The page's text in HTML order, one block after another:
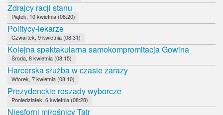
Zdrajcy racji stanu
Piątek, 10 kwietnia (08:20)
Politycy-lekarze
Czwartek, 9 kwietnia (08:31)
Kolejna spektakularna samokompromitacja Gowina
Środa, 8 kwietnia (08:15)
Harcerska służba w czasie zarazy
Wtorek, 7 kwietnia (08:10)
Prezydenckie roszady wyborcze
Poniedziałek, 6 kwietnia (08:28)
Niesforni miłośnicy Tatr